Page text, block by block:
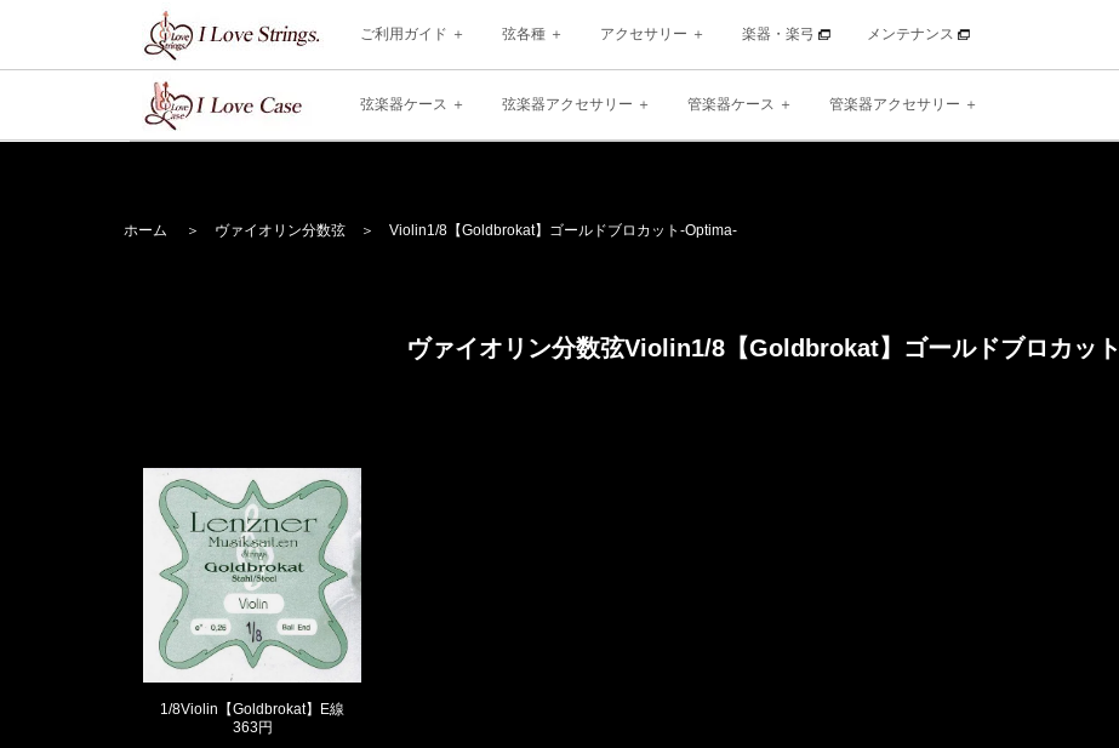
ご利用ガイド 弦各種 アクセサリー 楽器・楽弓 メンテナンス
弦楽器ケース 弦楽器アクセサリー 管楽器ケース 管楽器アクセサリー
ホーム ＞ ヴァイオリン分数弦 ＞ Violin1/8【Goldbrokat】 ゴールドブロカット -Optima-
ヴァイオリン分数弦Violin1/8【Goldbrokat】 ゴールドブロカット
1/8Violin【Goldbrokat】E線
363円